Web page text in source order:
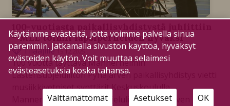
– MLL toimii lapsiperheiden hyväksi
Tilaajille 15.12.2025
100 vuotta täyttävä Mannerheimin
Lastensuojeluliiton Pyhäjärven paikallisyhdistys vietti
musiikkivetoiset synttärit Keskuskoululla.
Mannerheimin Lastensuojeluliiton Pyhäjärven
Käytämme evästeitä, jotta voimme palvella sinua
paremmin. Jatkamalla sivuston käyttöä, hyväksyt
evästeiden käytön. Voit muuttaa selaimesi
evästeasetuksia koska tahansa.
Välttämättömät Asetukset OK